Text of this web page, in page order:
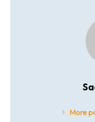
More